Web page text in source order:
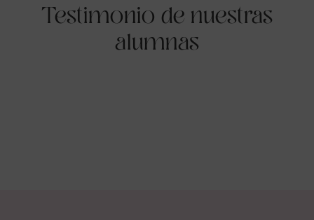
Testimonio de nuestras
alumnas